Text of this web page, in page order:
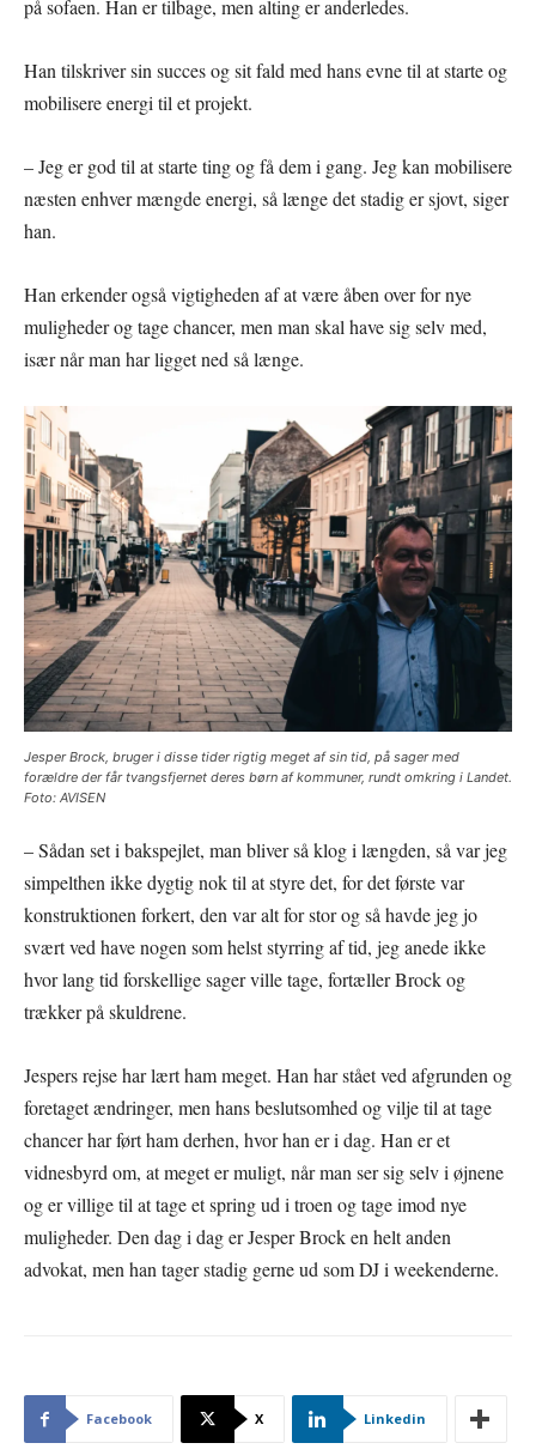
på sofaen. Han er tilbage, men alting er anderledes.
Han tilskriver sin succes og sit fald med hans evne til at starte og
mobilisere energi til et projekt.
– Jeg er god til at starte ting og få dem i gang. Jeg kan mobilisere
næsten enhver mængde energi, så længe det stadig er sjovt, siger
han.
Han erkender også vigtigheden af at være åben over for nye
muligheder og tage chancer, men man skal have sig selv med,
især når man har ligget ned så længe.
Jesper Brock, bruger i disse tider rigtig meget af sin tid, på sager med
forældre der får tvangsfjernet deres børn af kommuner, rundt omkring i Landet.
Foto: AVISEN
– Sådan set i bakspejlet, man bliver så klog i længden, så var jeg
simpelthen ikke dygtig nok til at styre det, for det første var
konstruktionen forkert, den var alt for stor og så havde jeg jo
svært ved have nogen som helst styrring af tid, jeg anede ikke
hvor lang tid forskellige sager ville tage, fortæller Brock og
trækker på skuldrene.
Jespers rejse har lært ham meget. Han har stået ved afgrunden og
foretaget ændringer, men hans beslutsomhed og vilje til at tage
chancer har ført ham derhen, hvor han er i dag. Han er et
vidnesbyrd om, at meget er muligt, når man ser sig selv i øjnene
og er villige til at tage et spring ud i troen og tage imod nye
muligheder. Den dag i dag er Jesper Brock en helt anden
advokat, men han tager stadig gerne ud som DJ i weekenderne.
Facebook X Linkedin